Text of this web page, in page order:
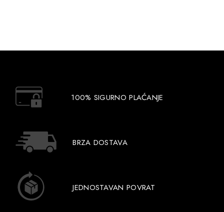
100% SIGURNO PLAĆANJE
BRZA DOSTAVA
JEDNOSTAVAN POVRAT